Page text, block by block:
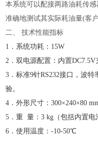
本系统可以配接两路油耗传
准确地测试其实际耗油量(客
二、
技术性能指标
1．系统功耗：15W
2．双电源配置：内置
3．标准9针RS232接口，波
验。
4．外形尺寸：300×240×80
5．重 量：3 kg（包括内置电
6．使用温度：-10-50℃